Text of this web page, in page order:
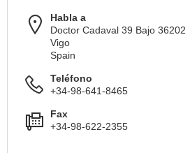
Habla a
Doctor Cadaval 39 Bajo 36202
Vigo
Spain
Teléfono
+34-98-641-8465
Fax
+34-98-622-2355